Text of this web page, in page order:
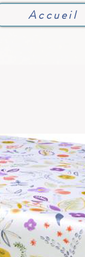
Accueil